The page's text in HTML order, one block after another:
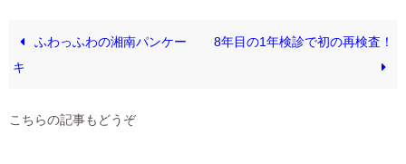
ふわっふわの湘南パンケー
キ
8年目の1年検診で初の再検査！
こちらの記事もどうぞ